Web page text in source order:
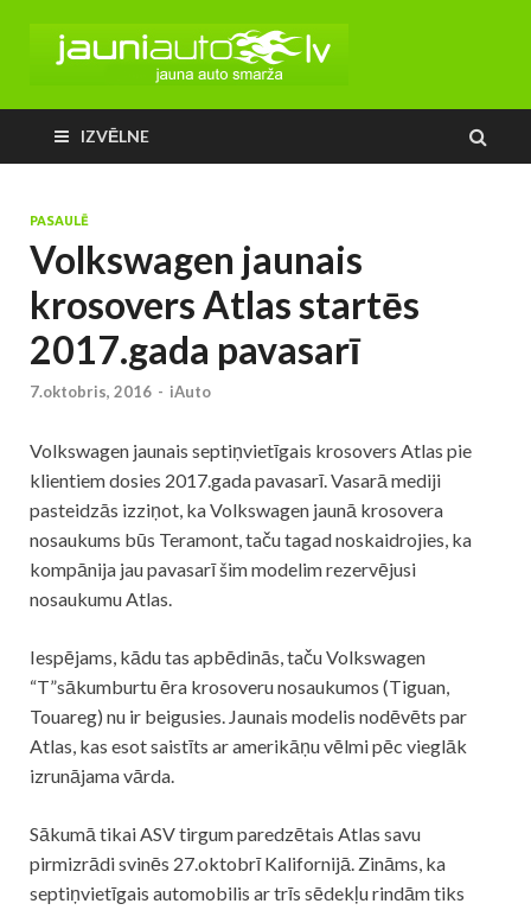
IZVĒLNE
PASAULĒ
Volkswagen jaunais
krosovers Atlas startēs
2017.gada pavasarī
7.oktobris, 2016 - iAuto
Volkswagen jaunais septiņvietīgais krosovers Atlas pie
klientiem dosies 2017.gada pavasarī. Vasarā mediji
pasteidzās izziņot, ka Volkswagen jaunā krosovera
nosaukums būs Teramont, taču tagad noskaidrojies, ka
kompānija jau pavasarī šim modelim rezervējusi
nosaukumu Atlas.
Iespējams, kādu tas apbēdinās, taču Volkswagen
“T”sākumburtu ēra krosoveru nosaukumos (Tiguan,
Touareg) nu ir beigusies. Jaunais modelis nodēvēts par
Atlas, kas esot saistīts ar amerikāņu vēlmi pēc vieglāk
izrunājama vārda.
Sākumā tikai ASV tirgum paredzētais Atlas savu
pirmizrādi svinēs 27.oktobrī Kalifornijā. Zināms, ka
septiņvietīgais automobilis ar trīs sēdekļu rindām tiks